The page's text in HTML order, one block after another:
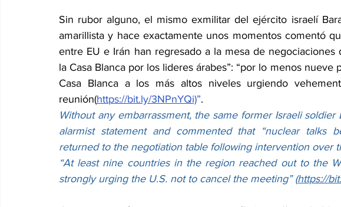
Sin rubor alguno, el mismo exmilitar del ejército israelí
amarillista y hace exactamente unos momentos comentó
entre EU e Irán han regresado a la mesa de
la Casa Blanca por los lideres árabes”: “por lo menos nueve
Casa Blanca a los más altos niveles urgiendo
reunión(https://bit.ly/3NPnYQi)”.
Without any embarrassment, the same former Israeli
alarmist statement and commented that “nuclear talks
returned to the negotiation table following intervention over
“At least nine countries in the region reached out to the
strongly urging the U.S. not to cancel the meeting” (https://